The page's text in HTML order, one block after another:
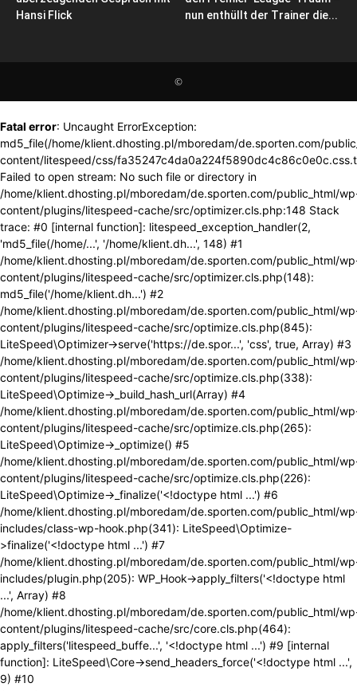
Hansi Flick
nun enthüllt der Trainer die...
©
Fatal error: Uncaught ErrorException:
md5_file(/home/klient.dhosting.pl/mboredam/de.sporten.com/
content/litespeed/css/
Failed to open stream: No such file or directory in
/home/klient.dhosting.pl/mboredam/de.sporten.com/public_html/
content/plugins/litespeed-cache/src/optimizer.cls.php:148 Stack
trace: #0 [internal function]: litespeed_exception_handler(2,
'md5_file(/home/...', '/home/klient.dh...', 148) #1
/home/klient.dhosting.pl/mboredam/de.sporten.com/public_html/
content/plugins/litespeed-cache/src/optimizer.cls.php(148):
md5_file('/home/klient.dh...') #2
/home/klient.dhosting.pl/mboredam/de.sporten.com/public_html/
content/plugins/litespeed-cache/src/optimize.cls.php(845):
LiteSpeed\Optimizer->serve('https://de.spor...', 'css', true, Array) #3
/home/klient.dhosting.pl/mboredam/de.sporten.com/public_html/
content/plugins/litespeed-cache/src/optimize.cls.php(338):
LiteSpeed\Optimize->_build_hash_url(Array) #4
/home/klient.dhosting.pl/mboredam/de.sporten.com/public_html/
content/plugins/litespeed-cache/src/optimize.cls.php(265):
LiteSpeed\Optimize->_optimize() #5
/home/klient.dhosting.pl/mboredam/de.sporten.com/public_html/
content/plugins/litespeed-cache/src/optimize.cls.php(226):
LiteSpeed\Optimize->_finalize('<!doctype html ...') #6
/home/klient.dhosting.pl/mboredam/de.sporten.com/public_html/
includes/class-wp-hook.php(341): LiteSpeed\Optimize-
>finalize('<!doctype html ...') #7
/home/klient.dhosting.pl/mboredam/de.sporten.com/public_html/
includes/plugin.php(205): WP_Hook->apply_filters('<!doctype html
...', Array) #8
/home/klient.dhosting.pl/mboredam/de.sporten.com/public_html/
content/plugins/litespeed-cache/src/core.cls.php(464):
apply_filters('litespeed_buffe...', '<!doctype html ...') #9 [internal
function]: LiteSpeed\Core->send_headers_force('<!doctype html ...',
9) #10